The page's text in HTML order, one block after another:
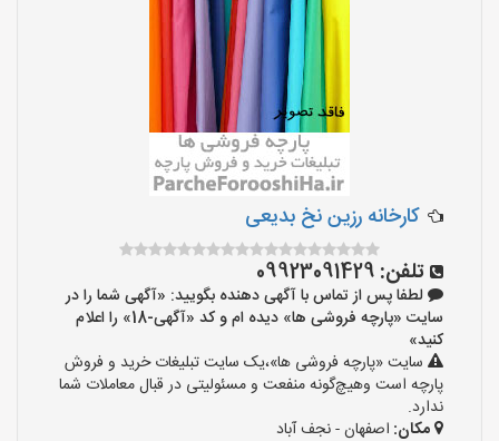
کارخانه رزین نخ بدیعی
تلفن: 09923091429
لطفا پس از تماس با آگهی دهنده بگویید: «آگهی شما را در
سایت «پارچه فروشی ها» دیده ام و کد «آگهی-18» را اعلام
کنید»
سایت «پارچه فروشی ها»،یک سایت تبلیغات خرید و فروش
پارچه است وهیچ‌گونه منفعت و مسئولیتی در قبال معاملات شما
ندارد.
مکان: اصفهان - نجف‌ آباد